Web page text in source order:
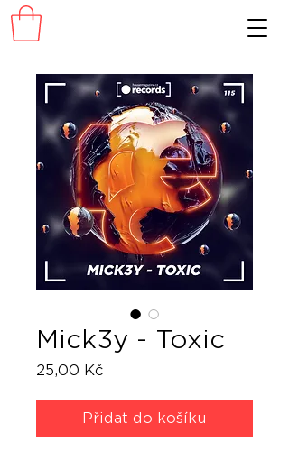
Mick3y - Toxic
25,00 Kč
Přidat do košíku